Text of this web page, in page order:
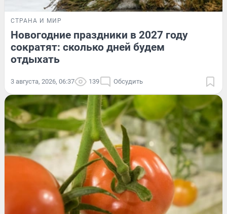
СТРАНА И МИР
Новогодние праздники в 2027 году
сократят: сколько дней будем
отдыхать
3 августа, 2026, 06:37 139 Обсудить